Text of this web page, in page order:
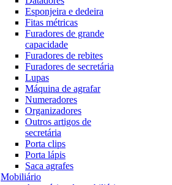
Esponjeira e dedeira
Fitas métricas
Furadores de grande
capacidade
Furadores de rebites
Furadores de secretária
Lupas
Máquina de agrafar
Numeradores
Organizadores
Outros artigos de
secretária
Porta clips
Porta lápis
Saca agrafes
Mobiliário